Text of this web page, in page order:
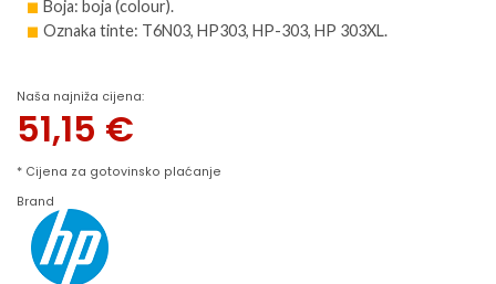
Boja: boja (colour).
Oznaka tinte: T6N03, HP303, HP-303, HP 303XL.
Naša najniža cijena:
51,15 €
* Cijena za gotovinsko plaćanje
Brand